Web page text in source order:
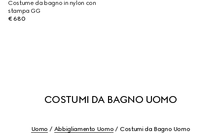
Costume da bagno in nylon con
stampa GG
€ 680
COSTUMI DA BAGNO UOMO
Uomo Abbigliamento Uomo Costumi da Bagno Uomo